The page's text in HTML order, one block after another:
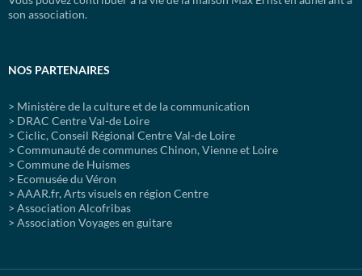
son association.
NOS PARTENAIRES
> Ministère de la culture et de la communication
> DRAC Centre Val-de Loire
> Ciclic, Conseil Régional Centre Val-de Loire
> Communauté de communes Chinon, Vienne et Loire
> Commune de Huismes
> Ecomusée du Véron
> AAAR.fr, Arts visuels en région Centre
> Association Alcofribas
> Association Voyages en guitare